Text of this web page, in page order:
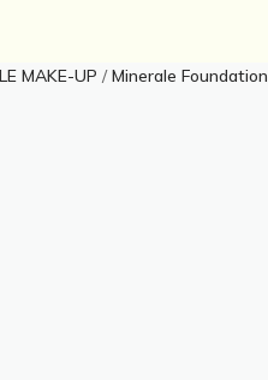
MAKE-UP /Minerale Foundation